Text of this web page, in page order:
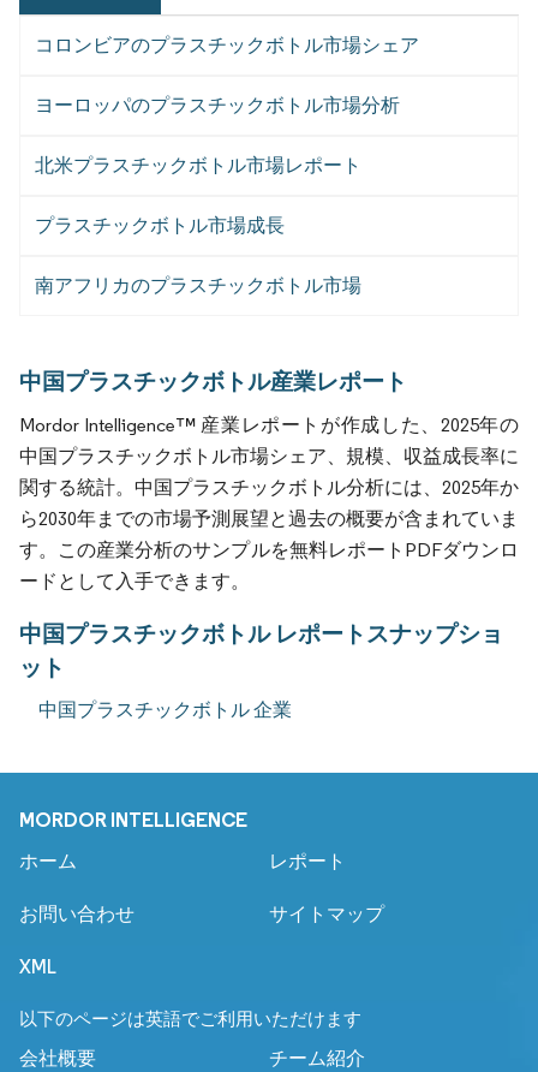
コロンビアのプラスチックボトル市場シェア
ヨーロッパのプラスチックボトル市場分析
北米プラスチックボトル市場レポート
プラスチックボトル市場成長
南アフリカのプラスチックボトル市場
中国プラスチックボトル産業レポート
Mordor Intelligence™ 産業レポートが作成した、2025年の
中国プラスチックボトル市場シェア、規模、収益成長率に
関する統計。中国プラスチックボトル分析には、2025年か
ら2030年までの市場予測展望と過去の概要が含まれていま
す。この産業分析のサンプルを無料レポートPDFダウンロ
ードとして入手できます。
中国プラスチックボトル レポートスナップショ
ット
中国プラスチックボトル 企業
MORDOR INTELLIGENCE
ホーム レポート
お問い合わせ サイトマップ
XML
以下のページは英語でご利用いただけます
会社概要
チーム紹介